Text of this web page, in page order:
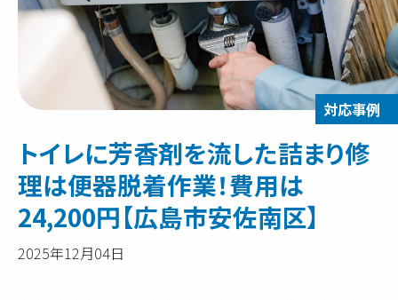
トイレに芳香剤を流した詰まり修
理は便器脱着作業！費用は
24,200円【広島市安佐南区】
2025年12月04日